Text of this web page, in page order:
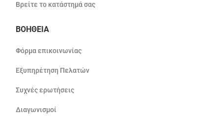
Βρείτε το κατάστημά σας
ΒΟΗΘΕΙΑ
Φόρμα επικοινωνίας
Εξυπηρέτηση Πελατών
Συχνές ερωτήσεις
Διαγωνισμοί